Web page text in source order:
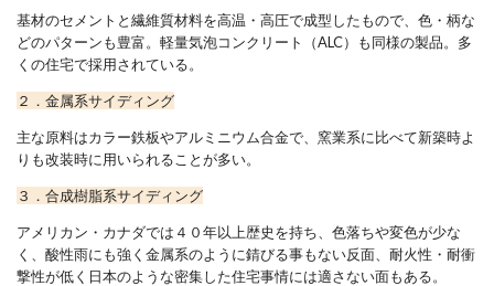
基材のセメントと繊維質材料を高温・高圧で成型したもので、色・柄な
どのパターンも豊富。軽量気泡コンクリート（ALC）も同様の製品。多
くの住宅で採用されている。
２．金属系サイディング
主な原料はカラー鉄板やアルミニウム合金で、窯業系に比べて新築時よ
りも改装時に用いられることが多い。
３．合成樹脂系サイディング
アメリカン・カナダでは４０年以上歴史を持ち、色落ちや変色が少な
く、酸性雨にも強く金属系のように錆びる事もない反面、耐火性・耐衝
撃性が低く日本のような密集した住宅事情には適さない面もある。